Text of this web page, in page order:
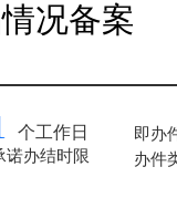
况备案
个工作日
诺办结时限
即办
办件